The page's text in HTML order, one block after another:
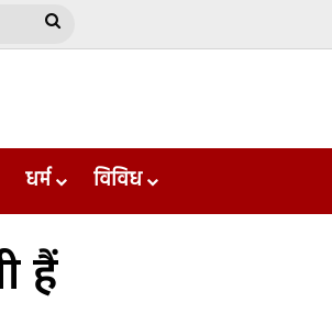
Search
धर्म विविध
हैं